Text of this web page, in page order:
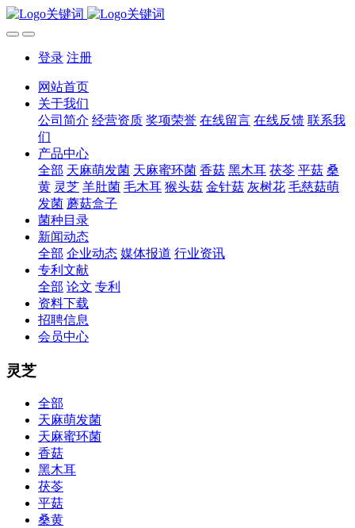
登录 注册
网站首页
关于我们
公司简介 经营资质 奖项荣誉 在线留言 在线反馈 联系我
们
产品中心
全部 天麻萌发菌 天麻蜜环菌 香菇 黑木耳 茯苓 平菇 桑
黄 灵芝 羊肚菌 毛木耳 猴头菇 金针菇 灰树花 毛慈菇萌
发菌 蘑菇盒子
菌种目录
新闻动态
全部 企业动态 媒体报道 行业资讯
专利文献
全部 论文 专利
资料下载
招聘信息
会员中心
灵芝
全部
天麻萌发菌
天麻蜜环菌
香菇
黑木耳
茯苓
平菇
桑黄